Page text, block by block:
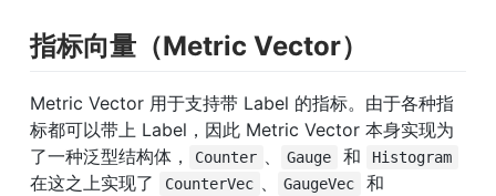
指标向量（Metric Vector）
Metric Vector 用于支持带 Label 的指标。由于各种指
标都可以带上 Label，因此 Metric Vector 本身实现为
了一种泛型结构体，
Counter 、 Gauge 和 Histogram
在这之上实现了 CounterVec 、 GaugeVec 和